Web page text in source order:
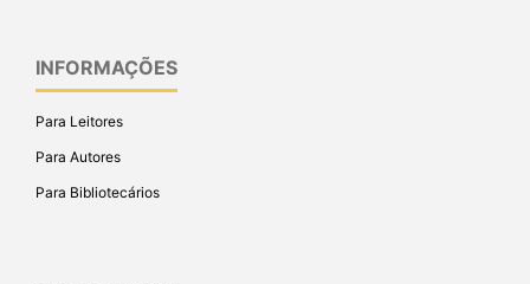
INFORMAÇÕES
Para Leitores
Para Autores
Para Bibliotecários